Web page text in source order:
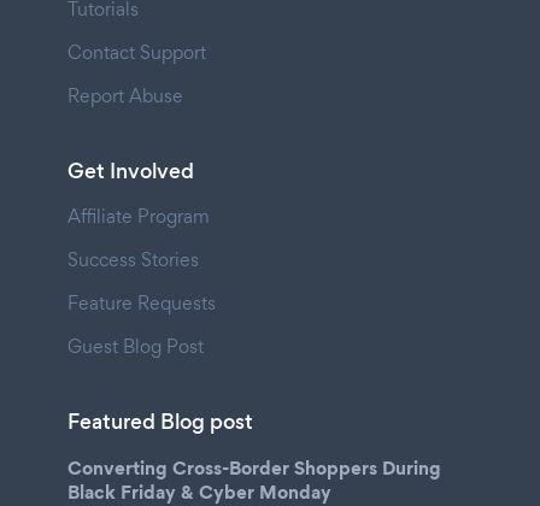
Tutorials
Contact Support
Report Abuse
Get Involved
Affiliate Program
Success Stories
Feature Requests
Guest Blog Post
Featured Blog post
Converting Cross-Border Shoppers During
Black Friday & Cyber Monday